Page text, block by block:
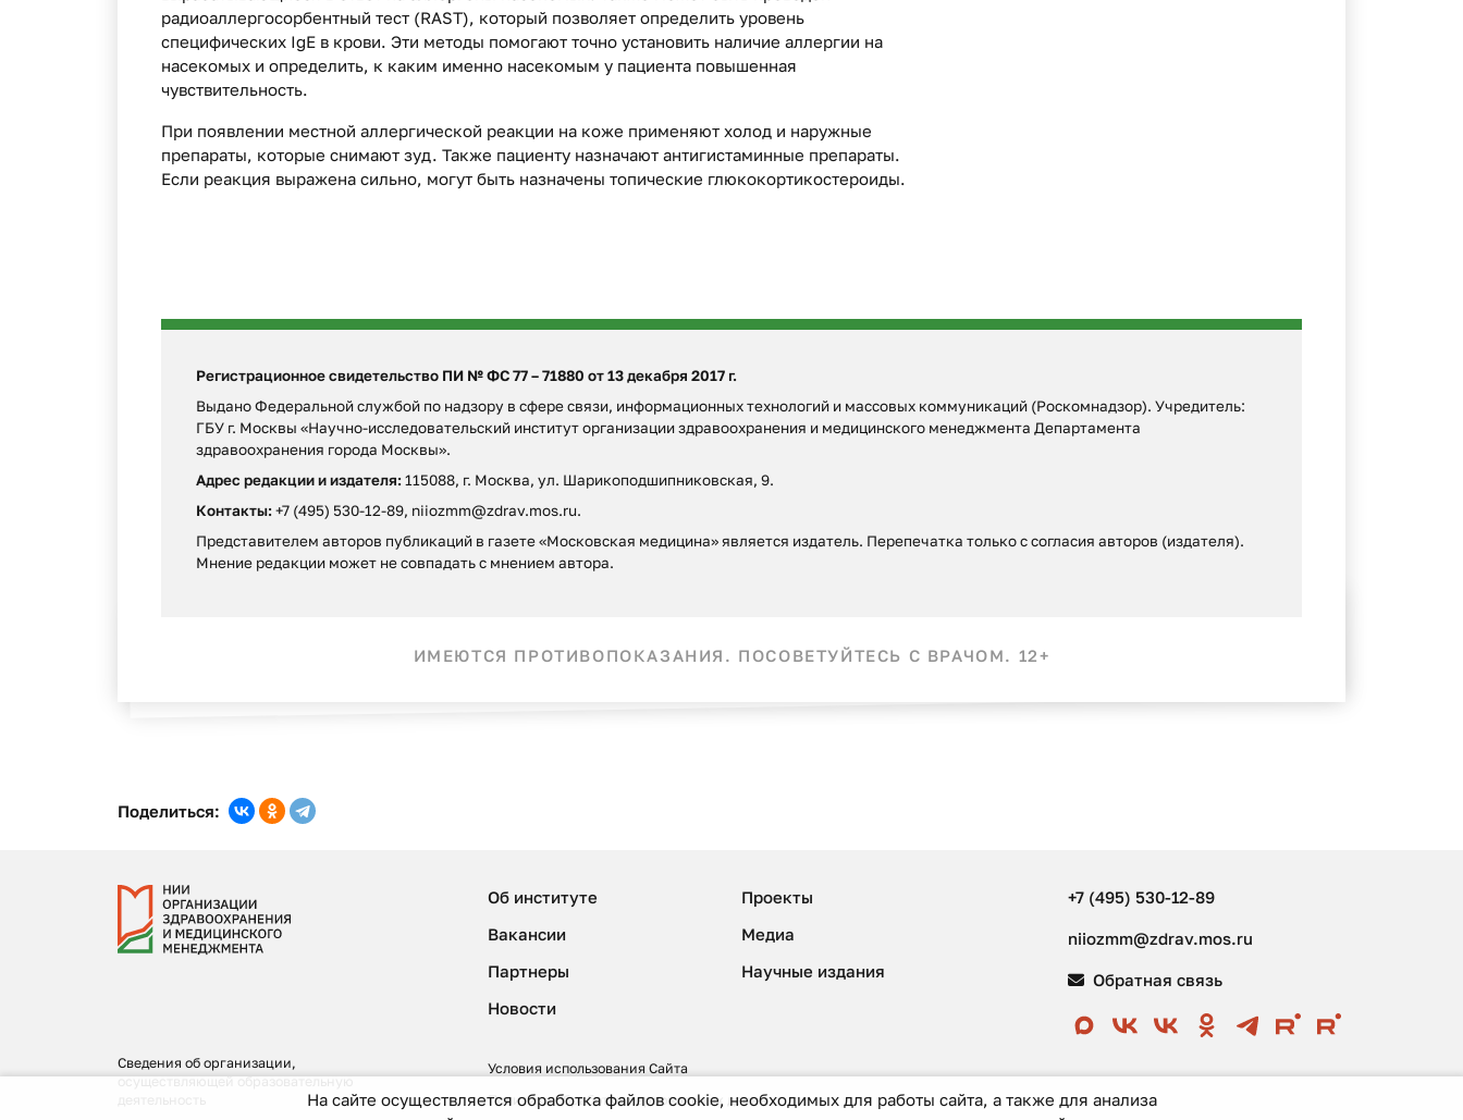
радиоаллергосорбентный тест (RAST), который позволяет определить уровень
специфических IgE в крови. Эти методы помогают точно установить наличие аллергии на
насекомых и определить, к каким именно насекомым у пациента повышенная
чувствительность.
При появлении местной аллергической реакции на коже применяют холод и наружные
препараты, которые снимают зуд. Также пациенту назначают антигистаминные препараты.
Если реакция выражена сильно, могут быть назначены топические глюкокортикостероиды.
Регистрационное свидетельство ПИ № ФС 77 – 71880 от 13 декабря 2017 г.
Выдано Федеральной службой по надзору в сфере связи, информационных технологий и массовых коммуникаций (Роскомнадзор). Учредитель:
ГБУ г. Москвы «Научно-исследовательский институт организации здравоохранения и медицинского менеджмента Департамента
здравоохранения города Москвы».
Адрес редакции и издателя: 115088, г. Москва, ул. Шарикоподшипниковская, 9.
Контакты: +7 (495) 530-12-89, niiozmm@zdrav.mos.ru.
Представителем авторов публикаций в газете «Московская медицина» является издатель. Перепечатка только с согласия авторов (издателя).
Мнение редакции может не совпадать c мнением автора.
ИМЕЮТСЯ ПРОТИВОПОКАЗАНИЯ. ПОСОВЕТУЙТЕСЬ С ВРАЧОМ. 12+
Поделиться:
Сведения об организации,
осуществляющей образовательную
+7 (495) 530-12-89
niiozmm@zdrav.mos.ru
Обратная связь
Об институте
Вакансии
Партнеры
Новости
Проекты
Медиа
Научные издания
Условия использования Сайта
Политика обработки персональных данных
На сайте осуществляется обработка файлов cookie, необходимых для работы сайта, а также для анализа